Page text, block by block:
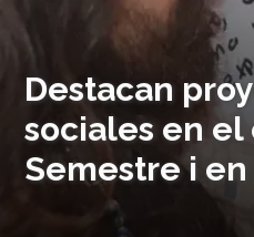
Destacan
sociales en
Semestre i en